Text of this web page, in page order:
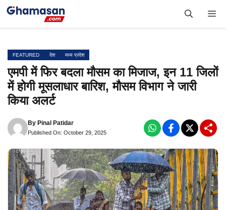
Skip
FEATURED देश मध्य प्रदेश
एमपी में फिर बदला मौसम का मिजाज, इन 11 जिलों
में होगी मूसलाधार बारिश, मौसम विभाग ने जारी
किया अलर्ट
By Pinal Patidar
Published On: October 29, 2025